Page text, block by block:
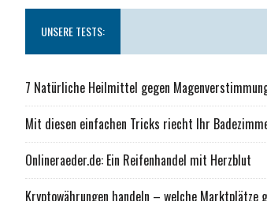
UNSERE TESTS:
7 Natürliche Heilmittel gegen
Mit diesen einfachen Tricks riecht Ihr
Onlineraeder.de: Ein Reifenhandel mit Herzblut
Kryptowährungen handeln – welche Marktplätze